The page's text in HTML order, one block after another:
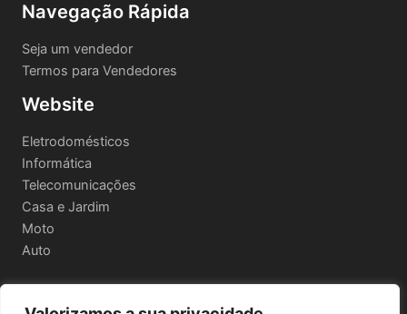
Navegação Rápida
Seja um vendedor
Termos para Vendedores
Website
Eletrodomésticos
Informática
Telecomunicações
Casa e Jardim
Moto
Auto